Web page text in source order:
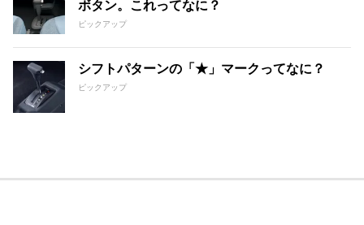
ボタン。これってなに？
ピックアップ
シフトパターンの「★」マークってなに？
ピックアップ